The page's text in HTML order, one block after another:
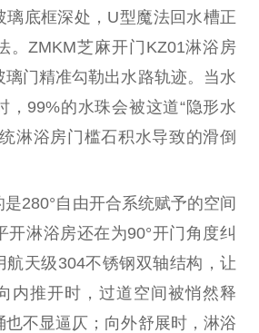
璃底框深处，U型魔法回水槽正
。ZMKM芝麻开门KZ01淋浴房
门精准勾勒出水路轨迹。当水
，99%的水珠会被这道“隐形水
淋浴房门槛石积水导致的滑倒
是280°自由开合系统赋予的空间
开淋浴房还在为90°开门角度纠
航天级304不锈钢双轴结构，让
内推开时，过道空间被悄然释
也不显逼仄；向外舒展时，淋浴